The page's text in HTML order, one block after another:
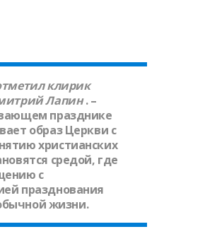
клирик
Лапин . –
празднике
образ Церкви с
христианских
средой, где
с
празднования
жизни.